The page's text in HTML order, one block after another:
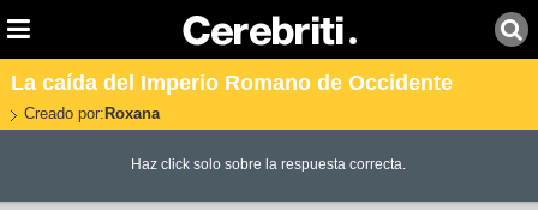
La caída del Imperio Romano de Occidente
Creado por: Roxana
Haz click solo sobre la respuesta correcta.